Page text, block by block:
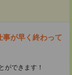
事が早く終わって
ができます！